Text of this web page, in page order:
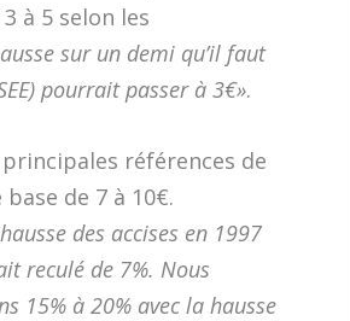
à 5 selon les
sur un demi qu’il faut
pourrait passer à 3€».
références de
de 7 à 10€.
des accises en 1997
reculé de 7%. Nous
15% à 20% avec la hausse